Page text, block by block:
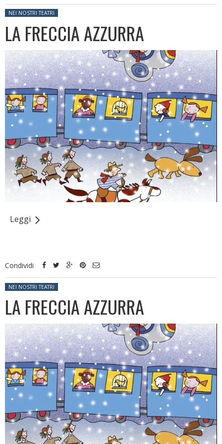
Posted in:
NEI NOSTRI TEATRI
LA FRECCIA AZZURRA
Leggi
Condividi
Posted in:
NEI NOSTRI TEATRI
LA FRECCIA AZZURRA